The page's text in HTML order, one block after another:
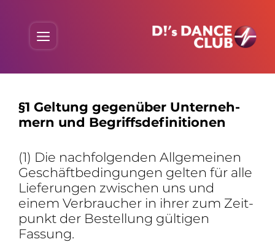
content
§1 Geltung gegen­über Unter­neh­
mern und Begriffsdefinitionen
(1) Die nach­fol­genden Allge­meinen
Geschäft­be­din­gungen gelten für alle
Liefe­rungen zwischen uns und
einem Verbrau­cher in ihrer zum Zeit­
punkt der Bestel­lung gültigen
Fassung.